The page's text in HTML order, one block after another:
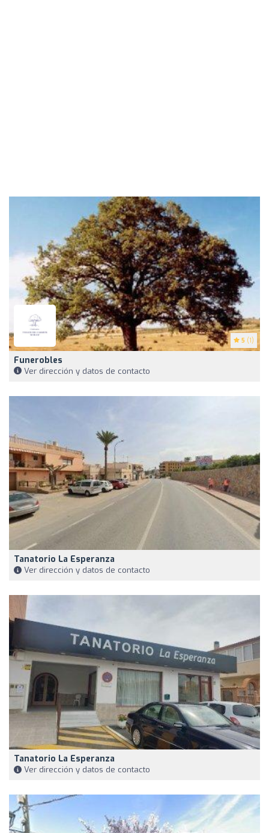
5 (1)
Funerobles
Ver dirección y datos de contacto
Tanatorio La Esperanza
Ver dirección y datos de contacto
Tanatorio La Esperanza
Ver dirección y datos de contacto